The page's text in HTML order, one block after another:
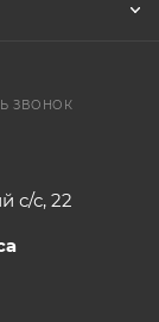
ЗВОНОК
с/с, 22